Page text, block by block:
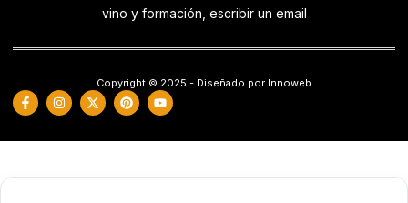
vino y formación, escribir un email
Copyright © 2025 - Diseñado por Innoweb